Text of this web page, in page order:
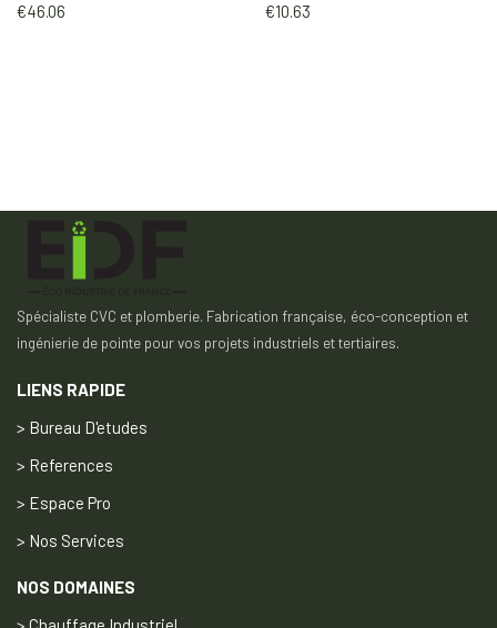
€46.06 €10.63
Spécialiste CVC et plomberie. Fabrication française, éco-conception et
ingénierie de pointe pour vos projets industriels et tertiaires.
LIENS RAPIDE
> Bureau D'etudes
> References
> Espace Pro
> Nos Services
NOS DOMAINES